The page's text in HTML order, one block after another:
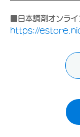
■日本調剤オンライ
https://